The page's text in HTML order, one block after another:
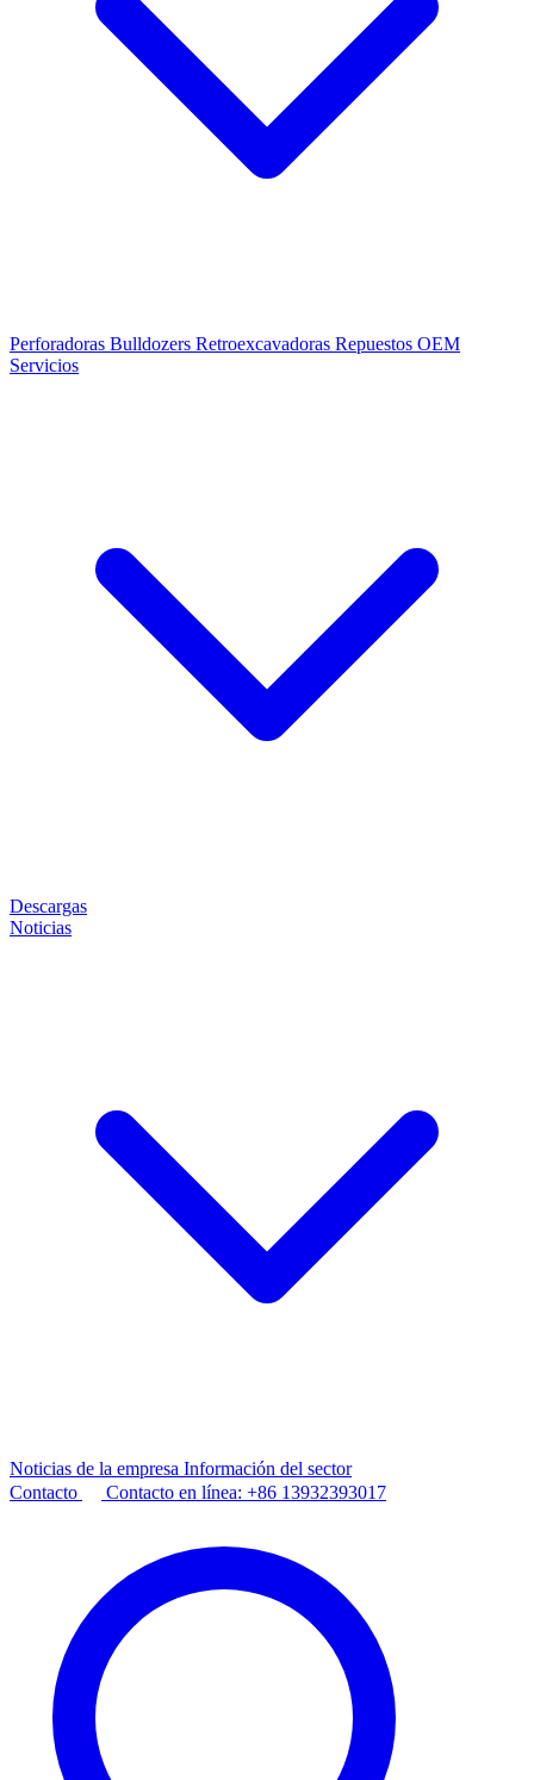
Perforadoras Bulldozers Retroexcavadoras Repuestos OEM
Servicios
Descargas
Noticias
Noticias de la empresa Información del sector
Contacto
Contacto en línea: +86 13932393017